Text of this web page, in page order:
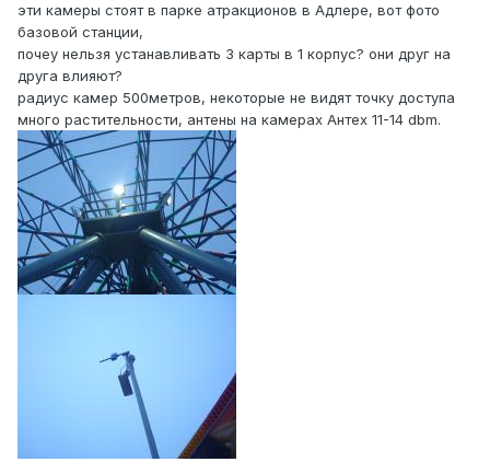
эти камеры стоят в парке атракционов в Адлере, вот фото
базовой станции,
почеу нельзя устанавливать 3 карты в 1 корпус? они друг на
друга влияют?
радиус камер 500метров, некоторые не видят точку доступа
много растительности, антены на камерах Антех 11-14 dbm.